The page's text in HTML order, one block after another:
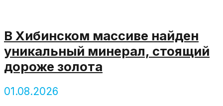
В Хибинском массиве найден
уникальный минерал, стоящий
дороже золота
01.08.2026